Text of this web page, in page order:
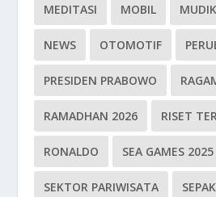
MEDITASI MOBIL
NEWS OTOMOTIF
PRESIDEN PRABOWO
RAMADHAN 2026 RISET
RONALDO SEA GAMES 2025
SEKTOR PARIWISATA